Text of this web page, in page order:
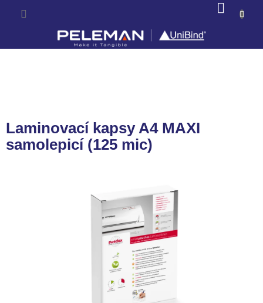
KOŠÍK
Laminovací kapsy A4 MAXI
samolepicí (125 mic)